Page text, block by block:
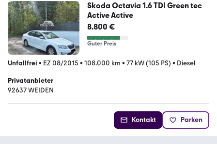
Skoda Octavia 1.6 TDI Green tec
Active Active
8.800 €
Guter Preis
Unfallfrei • EZ 08/2015 • 108.000 km • 77 kW (105 PS) • Diesel
Privatanbieter
92637 WEIDEN
Kontakt Parken